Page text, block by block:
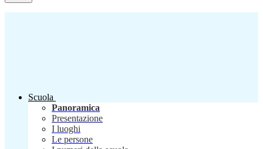
Scuola
Panoramica
Presentazione
I luoghi
Le persone